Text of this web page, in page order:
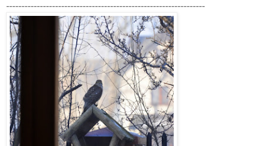
-----------------------------------------------------------------